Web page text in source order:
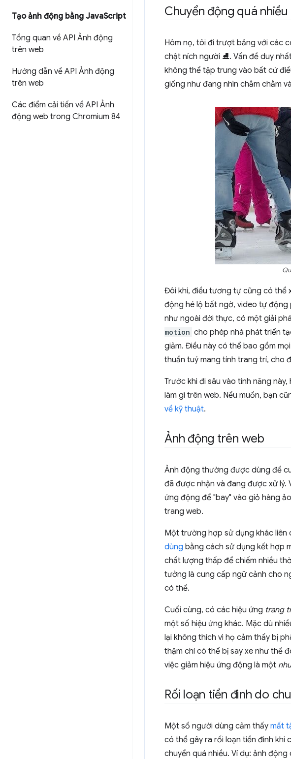
Tạo ảnh động bằng JavaScript
Tổng quan về API Ảnh động
trên web
Hướng dẫn về API Ảnh động
trên web
Các điểm cải tiến về API Ảnh
động web trong Chromium 84
Chuyển động quá
Hôm nọ, tôi đi trượt băng với các
chật ních người ⛸. Vấn đề duy
không thể tập trung vào bất cứ
giống như đang nhìn chằm chằm
Đôi khi, điều tương tự cũng có thể
động hé lộ bất ngờ, video tự động
như ngoài đời thực, có một giải
motion cho phép nhà phát triển
giảm. Điều này có thể bao gồm
thuần tuý mang tính trang trí, cho
Trước khi đi sâu vào tính năng
làm gì trên web. Nếu muốn, bạn
về kỹ thuật.
Ảnh động trên web
Ảnh động thường được dùng để
đã được nhận và đang được xử lý.
ứng động để "bay" vào giỏ hàng
trang web.
Một trường hợp sử dụng khác liên
dùng bằng cách sử dụng kết hợp
chất lượng thấp để chiếm nhiều
tưởng là cung cấp ngữ cảnh cho
có thể.
Cuối cùng, có các hiệu ứng trang
một số hiệu ứng khác. Mặc dù
lại không thích vì họ cảm thấy bị
thậm chí có thể bị say xe như thể
việc giảm hiệu ứng động là một
Rối loạn tiền đình do
Một số người dùng cảm thấy mất
có thể gây ra rối loạn tiền đình khi
chuyển quá nhiều. Ví dụ: ảnh